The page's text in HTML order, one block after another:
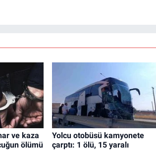
ve kaza
ölümü
Yolcu otobüsü kamyonete
çarptı: 1 ölü, 15 yaralı